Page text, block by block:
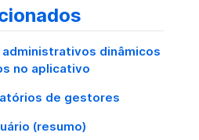
administrativos dinâmicos
no aplicativo
de gestores
(resumo)